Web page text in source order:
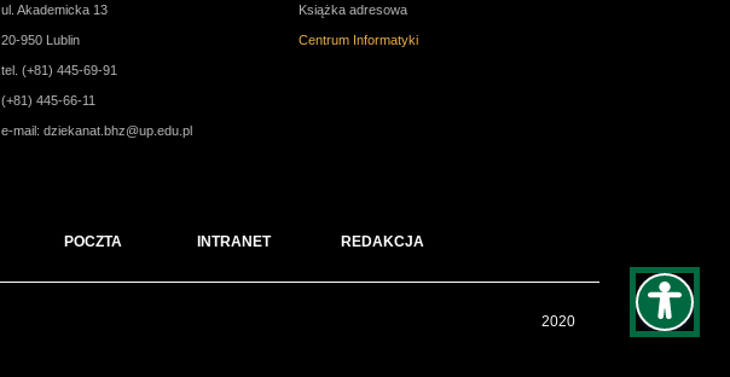
ul. Akademicka 13
20-950 Lublin
tel. (+81) 445-69-91
(+81) 445-66-11
e-mail:dziekanat.bhz@up.edu.pl
Książka adresowa
Centrum Informatyki
POCZTA INTRANET REDAKCJA
2020